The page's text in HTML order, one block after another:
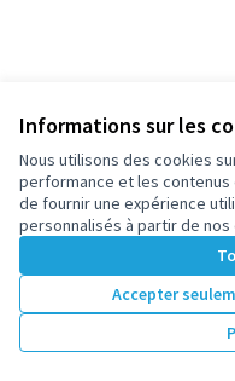
Informations sur les
Nous utilisons des cookies
performance et les
de fournir une expérience
personnalisés à partir de nos
Accepter